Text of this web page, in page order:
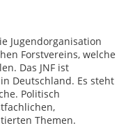
Jugendorganisation
Forstvereins, welche
Das JNF ist
Deutschland. Es steht
Politisch
Themen.